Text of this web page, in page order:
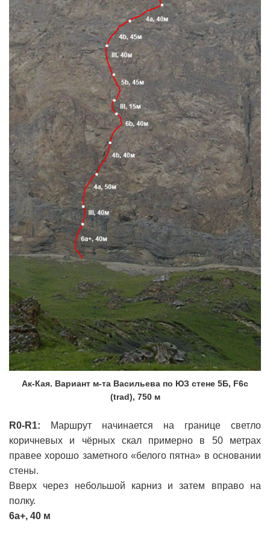
Ак-Кая. Вариант м-та Васильева по ЮЗ стене 5Б, F6с
(trad), 750 м
R0-R1: Маршрут начинается на границе светло
коричневых и чёрных скал примерно в 50 метрах
правее хорошо заметного «белого пятна» в основании
стены.
Вверх через небольшой карниз и затем вправо на
полку.
6а+, 40 м